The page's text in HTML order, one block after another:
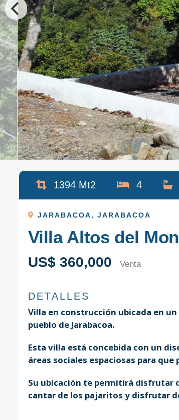
1394 Mt2 4
JARABACOA, JARABACOA
Villa Altos del
US$ 360,000 Venta
DETALLES
Villa en construcción ubicada en
pueblo de Jarabacoa.
Esta villa está concebida con un
áreas sociales espaciosas para
Su ubicación te permitirá disfrutar
cantar de los pajaritos y disfrutar